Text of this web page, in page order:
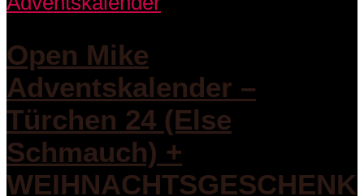
Open Mike
Adventskalender –
Türchen 24 (Else
Schmauch) +
WEIHNACHTSGESCHENK